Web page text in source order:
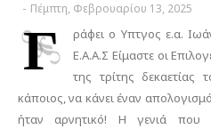
- Πέμπτη, Φεβρουαρίου 13, 2025
Γ
ράφει ο Υπτγος ε.α.
Ε.Α.Α.Σ Είμαστε οι
της τρίτης δεκαετίας
κάποιος, να κάνει έναν
ήταν αρνητικό! Η γενιά που